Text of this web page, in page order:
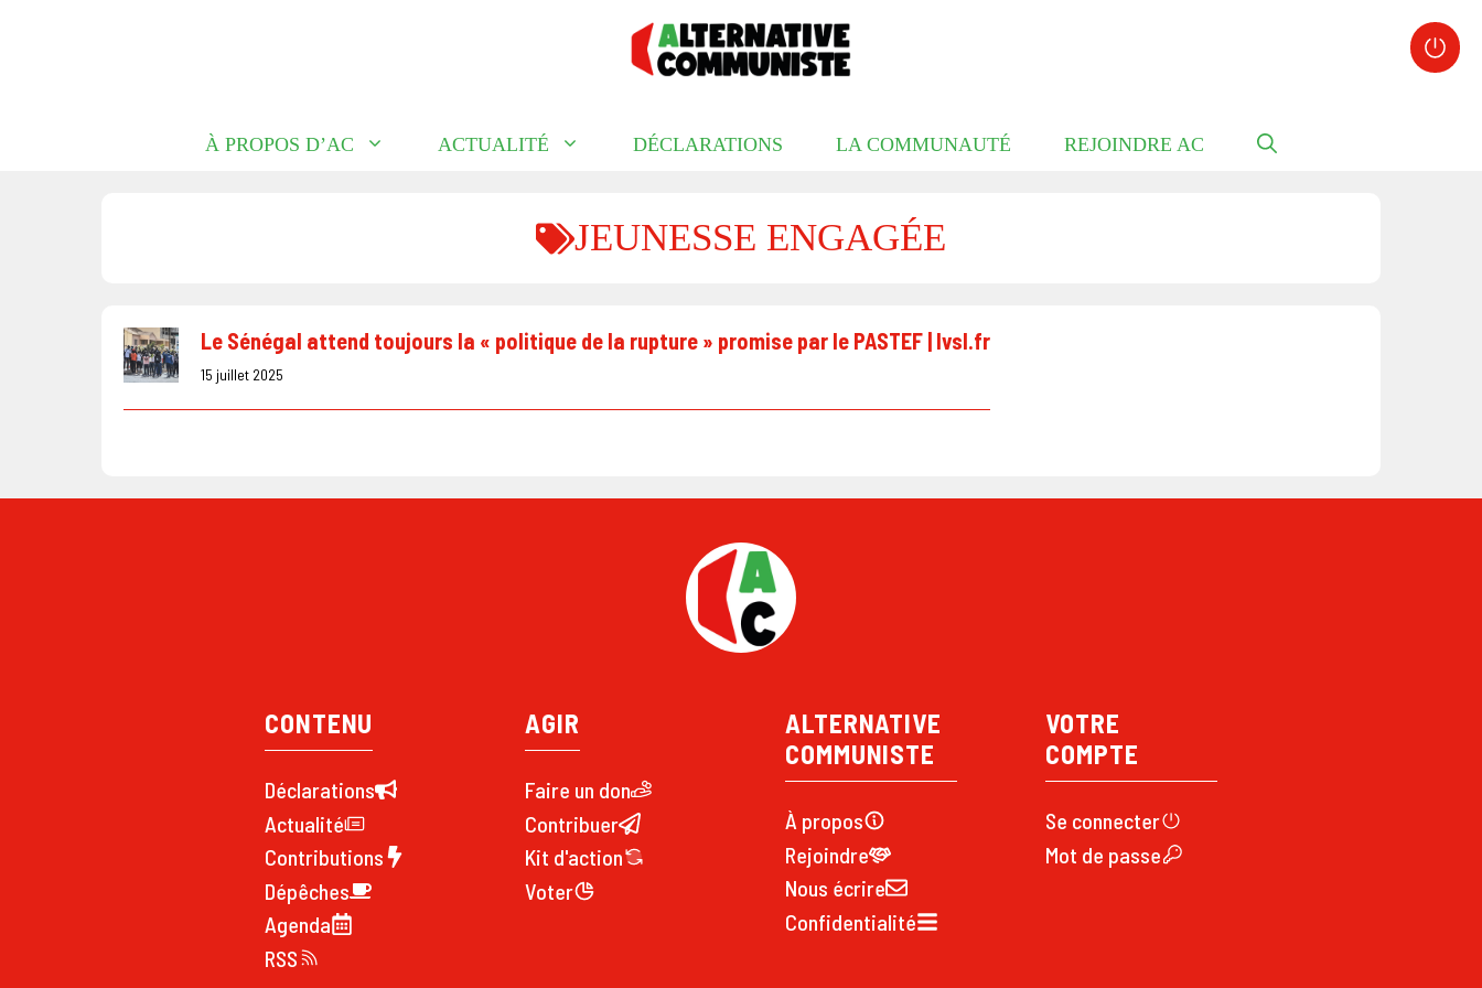
À PROPOS D’AC ACTUALITÉ DÉCLARATIONS LA COMMUNAUTÉ REJOINDRE AC
JEUNESSE ENGAGÉE
Le Sénégal attend toujours la « politique de la rupture » promise par le PASTEF | lvsl.fr
15 juillet 2025
CONTENU
Déclarations
Actualité
Contributions
Dépêches
Agenda
RSS
AGIR
Faire un don
Contribuer
Kit d'action
Voter
ALTERNATIVE
COMMUNISTE
À propos
Rejoindre
Nous écrire
Confidentialité
VOTRE
COMPTE
Se connecter
Mot de passe